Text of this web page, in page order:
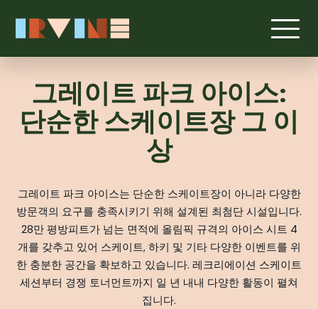
그레이트 파크 아이스:
단순한 스케이트장 그 이
상
그레이트 파크 아이스는 단순한 스케이트장이 아니라 다양한
방문객의 요구를 충족시키기 위해 설계된 최첨단 시설입니다.
28만 평방피트가 넘는 면적에 올림픽 규격의 아이스 시트 4
개를 갖추고 있어 스케이트, 하키 및 기타 다양한 이벤트를 위
한 충분한 공간을 확보하고 있습니다. 레크리에이션 스케이트
세션부터 경쟁 토너먼트까지 일 년 내내 다양한 활동이 펼쳐
집니다.